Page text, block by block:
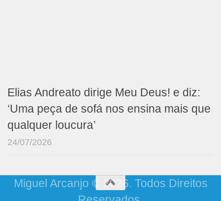
Elias Andreato dirige Meu Deus! e diz:
‘Uma peça de sofá nos ensina mais que
qualquer loucura’
24/07/2026
Miguel Arcanjo © 2026. Todos Direitos